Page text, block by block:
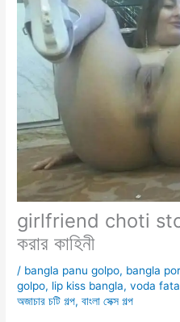
girlfriend choti story
করার কাহিনী
/ bangla panu golpo, bangla
golpo, lip kiss bangla,voda
অজাচার চটি গল্প,বাংলা সেক্স গল্প